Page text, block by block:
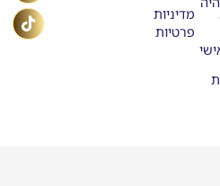
מדיניות
פרטיות